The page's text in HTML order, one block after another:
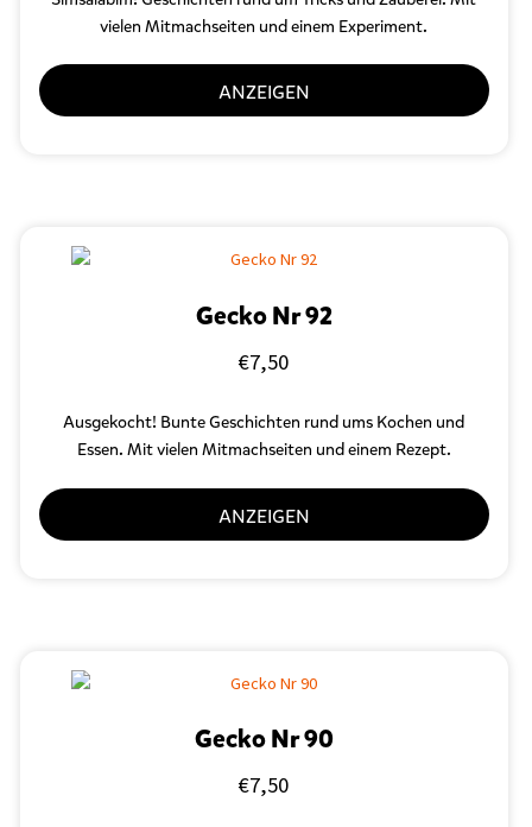
vielen Mitmachseiten und einem Experiment.
ANZEIGEN
Gecko Nr 92
€7,50
Ausgekocht! Bunte Geschichten rund ums Kochen und
Essen. Mit vielen Mitmachseiten und einem Rezept.
ANZEIGEN
Gecko Nr 90
€7,50